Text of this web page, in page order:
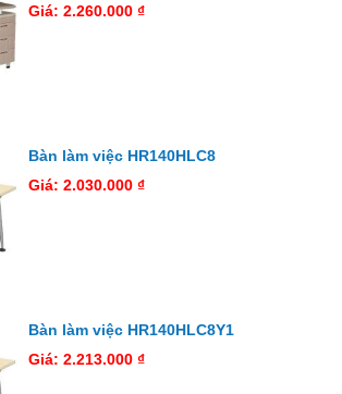
Giá: 2.260.000 ₫
Bàn làm việc HR140HLC8
Giá: 2.030.000 ₫
Bàn làm việc HR140HLC8Y1
Giá: 2.213.000 ₫